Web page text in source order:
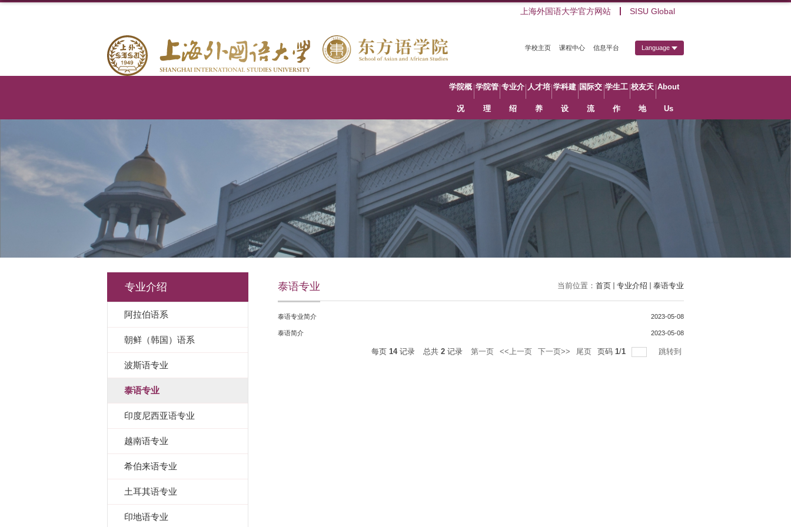
上海外国语大学官方网站 SISU Global
学校主页 课程中心 信息平台 Language
学院概
况
学院管
理
专业介
绍
人才培
养
学科建
设
国际交
流
学生工
作
校友天
地
About
Us
专业介绍
阿拉伯语系
朝鲜（韩国）语系
波斯语专业
泰语专业
印度尼西亚语专业
越南语专业
希伯来语专业
土耳其语专业
印地语专业
当前位置： 首页 专业介绍 泰语专业
泰语专业
泰语专业简介 2023-05-08
泰语简介 2023-05-08
每页 14记录 总共 2 记录 第一页 <<上一页 下一页>> 尾页 页码 1/1 跳转到